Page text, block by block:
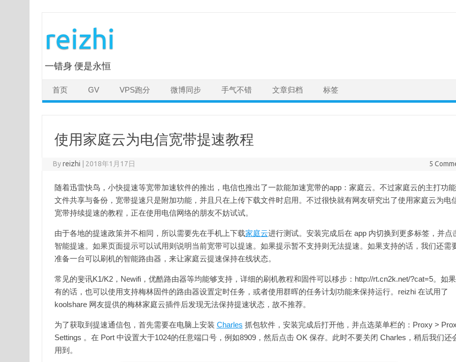
reizhi
一错身 便是永恒
首页 GV VPS跑分 微博同步 手气不错 文章归档 标签
使用家庭云为电信宽带提速教程
Byreizhi 2018年1月17日 5
随着迅雷快鸟，小快提速等宽带加速软件的推出，电信也推出了一款能加速宽带的app：家庭云。不过家庭云的主打功
文件共享与备份，宽带提速只是附加功能，并且只在上传下载文件时启用。不过很快就有网友研究出了使用家庭云为电
宽带持续提速的教程，正在使用电信网络的朋友不妨试试。
由于各地的提速政策并不相同，所以需要先在手机上下载家庭云进行测试。安装完成后在 app 内切换到更多标签，并点
智能提速。如果页面提示可以试用则说明当前宽带可以提速。如果提示暂不支持则无法提速。如果支持的话，我们还需
准备一台可以刷机的智能路由器，来让家庭云提速保持在线状态。
常见的斐讯K1/K2，Newifi，优酷路由器等均能够支持，详细的刷机教程和固件可以移步：http://rt.cn2k.net/?cat=5。如
有的话，也可以使用支持梅林固件的路由器设置定时任务，或者使用群晖的任务计划功能来保持运行。reizhi 在试用了
koolshare 网友提供的梅林家庭云插件后发现无法保持提速状态，故不推荐。
为了获取到提速通信包，首先需要在电脑上安装 Charles 抓包软件，安装完成后打开他，并点选菜单栏的：Proxy >
Settings 。在 Port 中设置大于1024的任意端口号，例如8909，然后点击 OK 保存。此时不要关闭 Charles，稍后我们还
用到。